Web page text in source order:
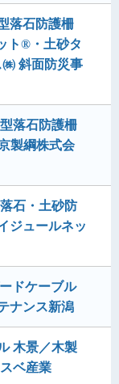
落石防護柵
ト®・土砂タ
斜面防災事
落石防護柵
製綱株式会
石・土砂防
ジュールネッ
ドケーブル
ナンス新潟
木景／木製
ベ産業